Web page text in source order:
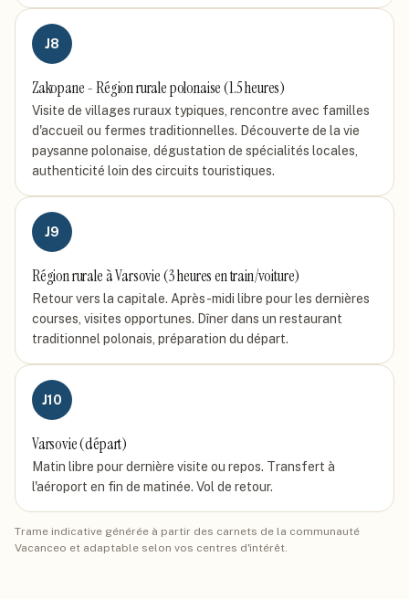
J8
Zakopane - Région rurale polonaise (1.5 heures)
Visite de villages ruraux typiques, rencontre avec familles
d'accueil ou fermes traditionnelles. Découverte de la vie
paysanne polonaise, dégustation de spécialités locales,
authenticité loin des circuits touristiques.
J9
Région rurale à Varsovie (3 heures en train/voiture)
Retour vers la capitale. Après-midi libre pour les dernières
courses, visites opportunes. Dîner dans un restaurant
traditionnel polonais, préparation du départ.
J10
Varsovie (départ)
Matin libre pour dernière visite ou repos. Transfert à
l'aéroport en fin de matinée. Vol de retour.
Trame indicative générée à partir des carnets de la communauté
Vacanceo et adaptable selon vos centres d'intérêt.